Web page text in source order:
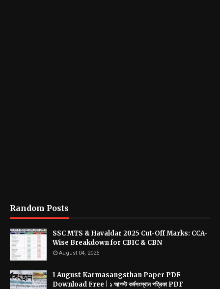
Random Posts
SSC MTS & Havaldar 2025 Cut-Off Marks: CCA-
Wise Breakdown for CBIC & CBN
August 04, 2026
1 August Karmasangsthan Paper PDF
Download Free | ১ আগস্ট কর্মসংস্থান পত্রিকা PDF